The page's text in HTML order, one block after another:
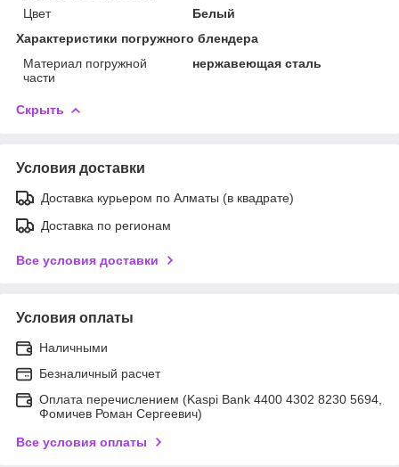
Цвет
Белый
Характеристики погружного блендера
Материал погружной
части
нержавеющая сталь
Скрыть
Условия доставки
Доставка курьером по Алматы (в квадрате)
Доставка по регионам
Все условия доставки
Условия оплаты
Наличными
Безналичный расчет
Оплата перечислением (Kaspi Bank 4400 4302 8230 5694,
Фомичев Роман Сергеевич)
Все условия оплаты